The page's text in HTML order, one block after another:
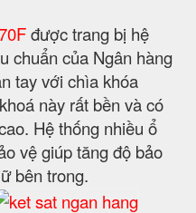
được trang bị hệ
chuẩn của Ngân hàng
tay với chìa khóa
này rất bền và có
Hệ thống nhiều ổ
vệ giúp tăng độ bảo
bên trong.